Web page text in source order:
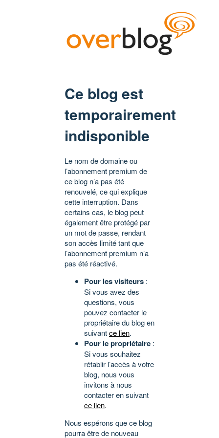
Ce blog est
temporairement
indisponible
Le nom de domaine ou
l’abonnement premium de
ce blog n’a pas été
renouvelé, ce qui explique
cette interruption. Dans
certains cas, le blog peut
également être protégé par
un mot de passe, rendant
son accès limité tant que
l’abonnement premium n’a
pas été réactivé.
Pour les visiteurs :
Si vous avez des
questions, vous
pouvez contacter le
propriétaire du blog en
suivantce lien.
Pour le propriétaire :
Si vous souhaitez
rétablir l’accès à votre
blog, nous vous
invitons à nous
contacter en suivant
ce lien.
Nous espérons que ce blog
pourra être de nouveau